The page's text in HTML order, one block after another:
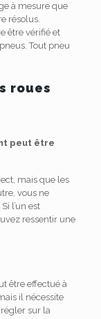
à mesure que
résolus.
être vérifié et
Tout pneu
roues
peut être
mais que les
vous ne
l’un est
ressentir une
être effectué à
il nécessite
sur la